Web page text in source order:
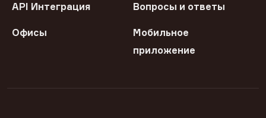
API Интеграция Вопросы и ответы
Офисы
Мобильное
приложение